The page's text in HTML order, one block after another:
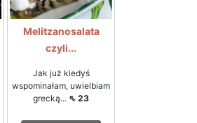
Melitzanosalata
czyli...
Jak już kiedyś
wspominałam, uwielbiam
grecką... ⇖ 23